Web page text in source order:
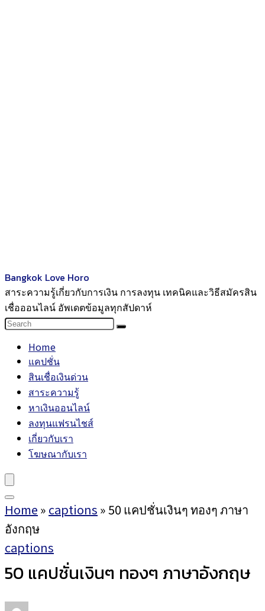
Bangkok Love Horo
สาระความรู้เกี่ยวกับการเงิน การลงทุน เทคนิคและวิธีสมัครสิน
เชื่อออนไลน์ อัพเดตข้อมูลทุกสัปดาห์
Home
แคปชั่น
สินเชื่อเงินด่วน
สาระความรู้
หาเงินออนไลน์
ลงทุนแฟรนไชส์
เกี่ยวกับเรา
โฆษณากับเรา
Home » captions »50 แคปชั่นเงินๆ ทองๆ ภาษา
อังกฤษ
captions
50 แคปชั่นเงินๆ ทองๆ ภาษาอังกฤษ